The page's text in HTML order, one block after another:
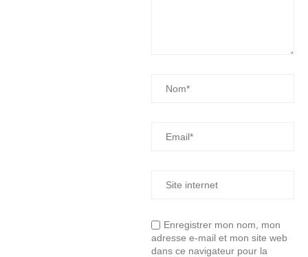
Enregistrer mon nom, mon
adresse e-mail et mon site web
dans ce navigateur pour la